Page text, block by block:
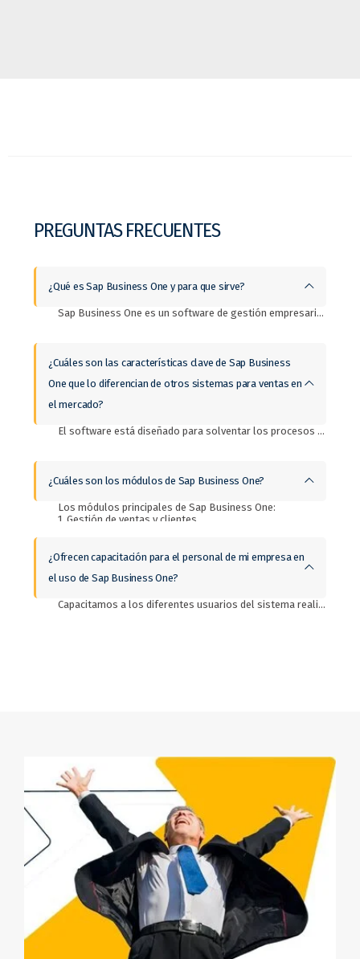
PREGUNTAS FRECUENTES
¿Qué es Sap Business One y para que sirve?
Sap Business One es un software de gestión empresarial (ERP) para Pymes (pequeñas y medianas empresas). Este sistema integra todas las operaciones de tu empresa en tiempo real y sirve para optimizar los procesos tanto financieros, comerciales y de fabricación en uno solo si es posible.
¿Cuáles son las características clave de Sap Business
One que lo diferencian de otros sistemas para ventas en
el mercado?
El software está diseñado para solventar los procesos financieros, comerciales y productivos de la empresa por lo tanto es un software integral ideal para pequeñas y medianas empresas (pymes). También la plataforma intregra la información y procesos de toda tu empresa en tiempo real. El ERP de Sap Business One se adapta a tu modelo de negocio y es posible que crezca tanto como lo necesites.
¿Cuáles son los módulos de Sap Business One?
Los módulos principales de Sap Business One:
1. Gestión de ventas y clientes.
4. Analíticas e informes.
6. Movilidad
¿Ofrecen capacitación para el personal de mi empresa en
el uso de Sap Business One?
Capacitamos a los diferentes usuarios del sistema realizando ejercicios integrales de cada proceso. Realizamos pruebas integrales de los diferentes procesos invitando a los participantes de cada departamento que interviene en el proceso con el objetivo de simular las operaciones reales de la empresa.